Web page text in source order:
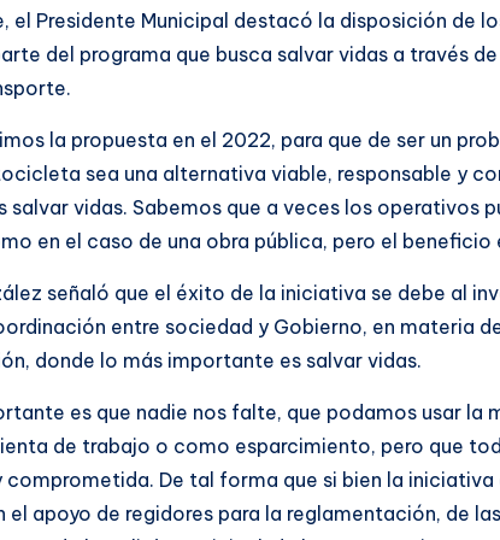
el Presidente Municipal destacó la disposición de
del programa que busca salvar vidas a través
la propuesta en el 2022, para que de ser un
sea una alternativa viable, responsable y
salvar vidas. Sabemos que a veces los operativos
en el caso de una obra pública, pero el beneficio
señaló que el éxito de la iniciativa se debe al
entre sociedad y Gobierno, en materia
donde lo más importante es salvar vidas.
es que nadie nos falte, que podamos usar
de trabajo o como esparcimiento, pero que
comprometida. De tal forma que si bien la iniciativa
el apoyo de regidores para la reglamentación, de